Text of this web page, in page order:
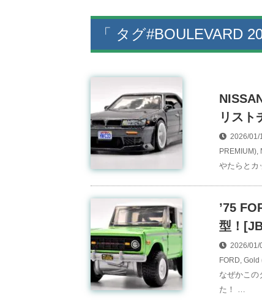
「 タグ#BOULEVARD
リスト
2026/01/
PREMIUM),
やたらとカ
’75
型！
2026/01/
FORD, Gold
なぜかこの
た！ …